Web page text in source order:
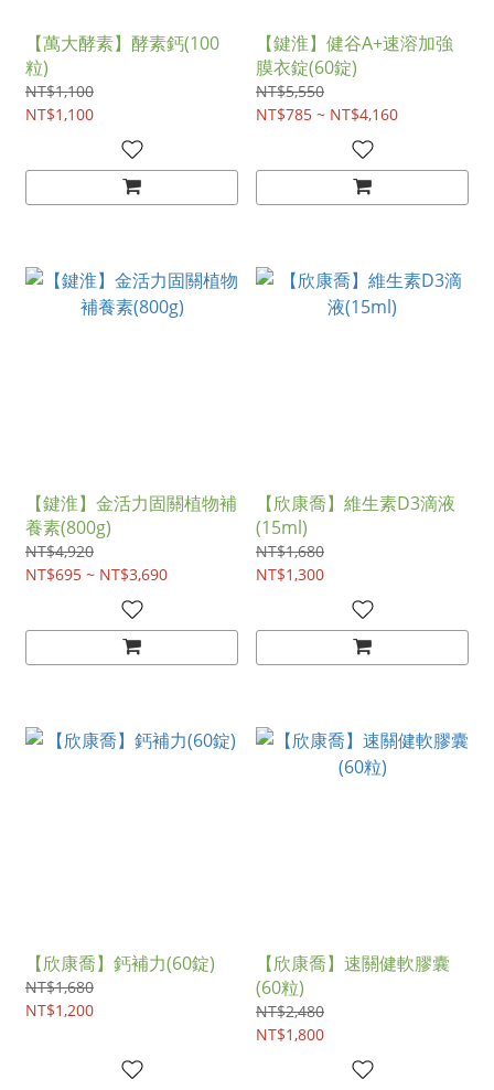
【萬大酵素】酵素鈣(100
粒)
NT$1,100
NT$1,100
【鍵淮】健谷A+速溶加強
膜衣錠(60錠)
NT$5,550
NT$785 ~ NT$4,160
【鍵淮】金活力固關植物補
養素(800g)
NT$4,920
NT$695 ~ NT$3,690
【欣康喬】維生素D3滴液
(15ml)
NT$1,680
NT$1,300
【欣康喬】鈣補力(60錠)
NT$1,680
NT$1,200
【欣康喬】速關健軟膠囊
(60粒)
NT$2,480
NT$1,800